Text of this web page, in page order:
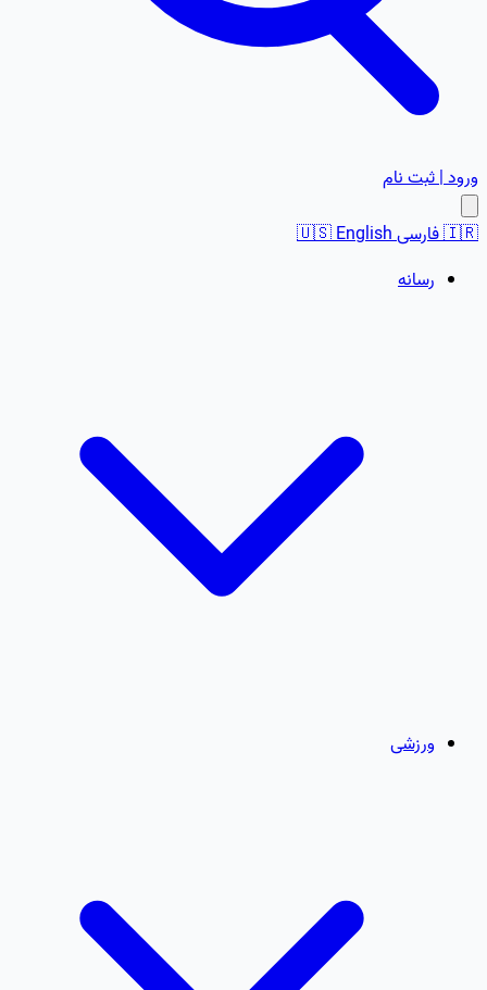
ورود | ثبت نام
🇮🇷فارسی 🇺🇸English
رسانه
ورزشی